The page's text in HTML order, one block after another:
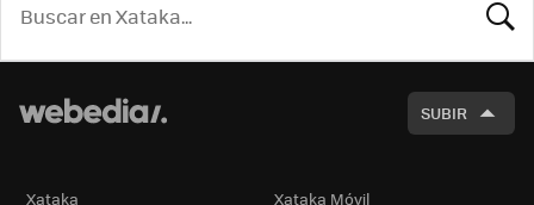
SUBIR
Xataka Xataka Móvil